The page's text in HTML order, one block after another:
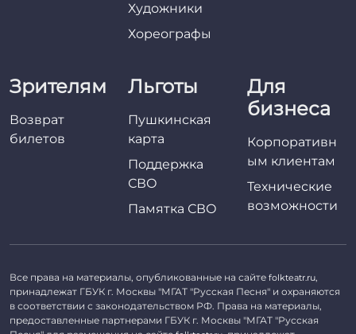
Художники
Хореографы
Зрителям
Возврат
билетов
Льготы
Пушкинская
карта
Поддержка
СВО
Памятка СВО
Для
бизнеса
Корпоративн
ым клиентам
Технические
возможности
Все права на материалы, опубликованные на сайте folkteatr.ru,
принадлежат ГБУК г. Москвы "МГАТ "Русская Песня" и охраняются
в соответствии с законодательством РФ. Права на материалы,
предоставленные партнерами ГБУК г. Москвы "МГАТ "Русская